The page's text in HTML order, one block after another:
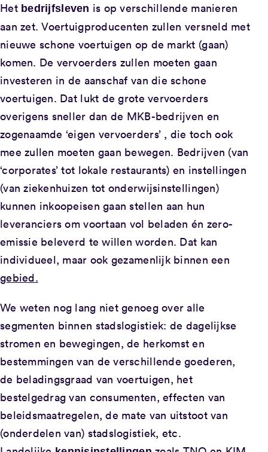
Het bedrijfsleven is op verschillende manieren
aan zet. Voertuigproducenten zullen versneld met
nieuwe schone voertuigen op de markt (gaan)
komen. De vervoerders zullen moeten gaan
investeren in de aanschaf van die schone
voertuigen. Dat lukt de grote vervoerders
overigens sneller dan de MKB-bedrijven en
zogenaamde ‘eigen vervoerders’ , die toch ook
mee zullen moeten gaan bewegen. Bedrijven (van
‘corporates’ tot lokale restaurants) en instellingen
(van ziekenhuizen tot onderwijsinstellingen)
kunnen inkoopeisen gaan stellen aan hun
leveranciers om voortaan vol beladen én zero-
emissie beleverd te willen worden. Dat kan
individueel, maar ook gezamenlijk binnen een
gebied.
We weten nog lang niet genoeg over alle
segmenten binnen stadslogistiek: de dagelijkse
stromen en bewegingen, de herkomst en
bestemmingen van de verschillende goederen,
de beladingsgraad van voertuigen, het
bestelgedrag van consumenten, effecten van
beleidsmaatregelen, de mate van uitstoot van
(onderdelen van) stadslogistiek, etc.